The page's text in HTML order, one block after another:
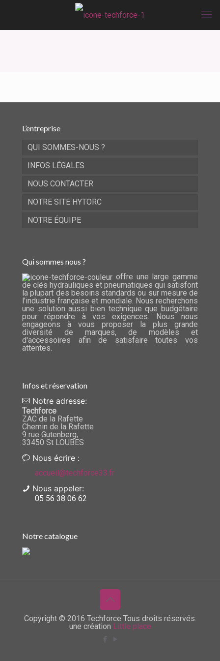
L’entreprise
QUI SOMMES-NOUS ?
INFOS LÉGALES
NOUS CONTACTER
NOTRE SITE HYTORC
NOTRE ÉQUIPE
Qui sommes nous ?
offre une large gamme
de clés hydrauliques et pneumatiques qui satisfont
la plupart des besoins standards ou sur mesure de
l’industrie française et mondiale. Nous recherchons
une solution aussi bien technique que budgétaire
pour répondre à vos exigences. Nous nous
engageons à vous proposer la plus grande
diversité de marques, de modèles et
d'accessoires afin de satisfaire toutes vos
attentes.
Infos et réservation
Notre adresse:
Techforce
ZAC de la Rafette
Chemin de la Rafette
9 rue Gutenberg,
33450 St LOUBES
Nous écrire :
accueil@techforce33.fr
Nous appeler:
05 56 38 06 62
Notre catalogue
Copyright © 2016 Techforce Tous droits réservés.
une création Little place